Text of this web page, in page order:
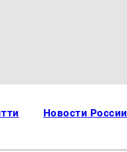
Новости России